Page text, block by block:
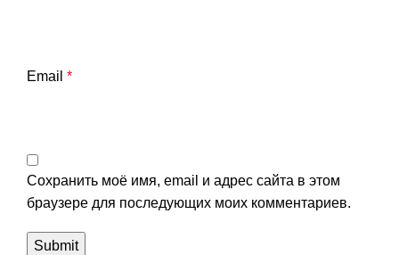
Email *
Сохранить моё имя, email и адрес сайта в этом
браузере для последующих моих комментариев.